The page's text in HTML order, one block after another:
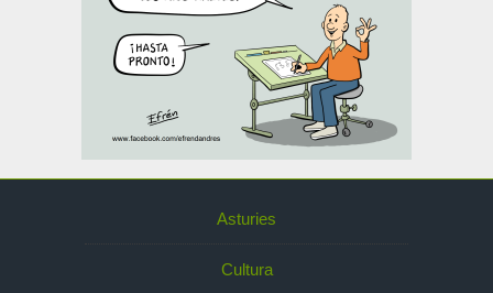
Asturies
Cultura